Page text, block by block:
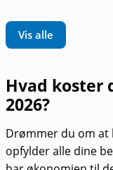
Vis alle
Hvad koster
2026?
Drømmer du om at
opfylder alle dine